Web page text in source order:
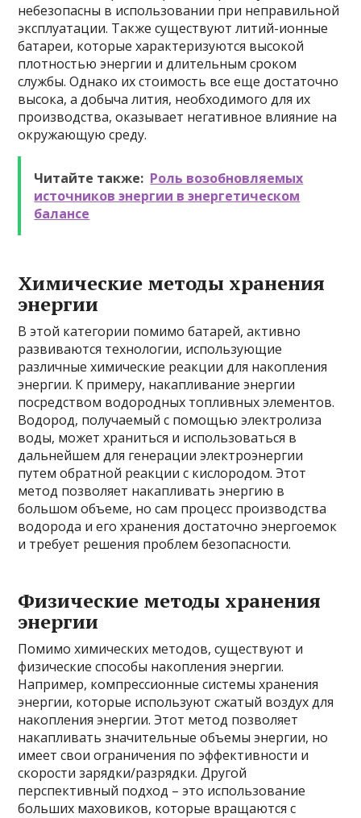
небезопасны в использовании при неправильной
эксплуатации. Также существуют литий-ионные
батареи, которые характеризуются высокой
плотностью энергии и длительным сроком
службы. Однако их стоимость все еще достаточно
высока, а добыча лития, необходимого для их
производства, оказывает негативное влияние на
окружающую среду.
Читайте также: Роль возобновляемых
источников энергии в энергетическом
балансе
Химические методы хранения
энергии
В этой категории помимо батарей, активно
развиваются технологии, использующие
различные химические реакции для накопления
энергии. К примеру, накапливание энергии
посредством водородных топливных элементов.
Водород, получаемый с помощью электролиза
воды, может храниться и использоваться в
дальнейшем для генерации электроэнергии
путем обратной реакции с кислородом. Этот
метод позволяет накапливать энергию в
большом объеме, но сам процесс производства
водорода и его хранения достаточно энергоемок
и требует решения проблем безопасности.
Физические методы хранения
энергии
Помимо химических методов, существуют и
физические способы накопления энергии.
Например, компрессионные системы хранения
энергии, которые используют сжатый воздух для
накопления энергии. Этот метод позволяет
накапливать значительные объемы энергии, но
имеет свои ограничения по эффективности и
скорости зарядки/разрядки. Другой
перспективный подход – это использование
больших маховиков, которые вращаются с